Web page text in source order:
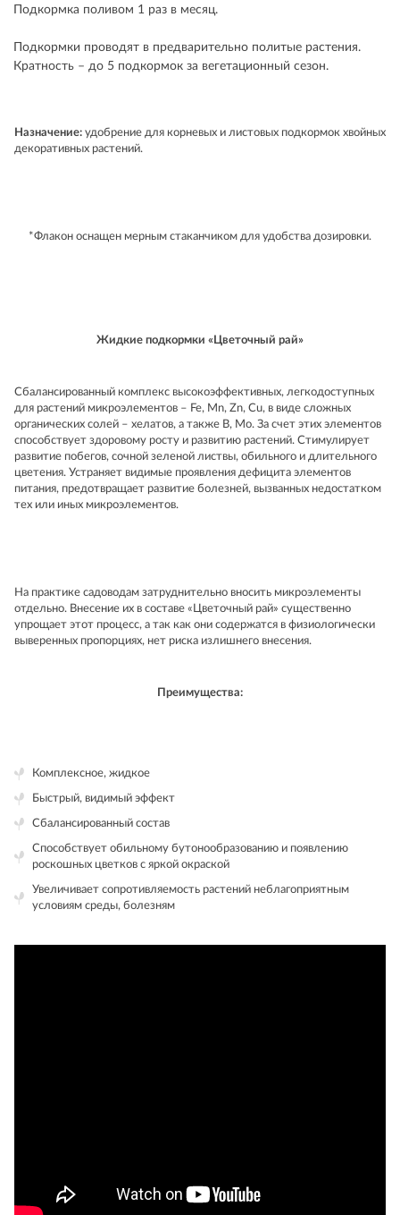
Подкормка поливом 1 раз в месяц.
Подкормки проводят в предварительно политые растения.
Кратность – до 5 подкормок за вегетационный сезон.
Назначение: удобрение для корневых и листовых подкормок хвойных
декоративных растений.
*Флакон оснащен мерным стаканчиком для удобства дозировки.
Жидкие подкормки «Цветочный рай»
Сбалансированный комплекс высокоэффективных, легкодоступных
для растений микроэлементов – Fe, Mn, Zn, Cu, в виде сложных
органических солей – хелатов, а также B, Mo. За счет этих элементов
способствует здоровому росту и развитию растений. Стимулирует
развитие побегов, сочной зеленой листвы, обильного и длительного
цветения. Устраняет видимые проявления дефицита элементов
питания, предотвращает развитие болезней, вызванных недостатком
тех или иных микроэлементов.
На практике садоводам затруднительно вносить микроэлементы
отдельно. Внесение их в составе «Цветочный рай» существенно
упрощает этот процесс, а так как они содержатся в физиологически
выверенных пропорциях, нет риска излишнего внесения.
Преимущества:
Комплексное, жидкое
Быстрый, видимый эффект
Сбалансированный состав
Способствует обильному бутонообразованию и появлению
роскошных цветков с яркой окраской
Увеличивает сопротивляемость растений неблагоприятным
условиям среды, болезням